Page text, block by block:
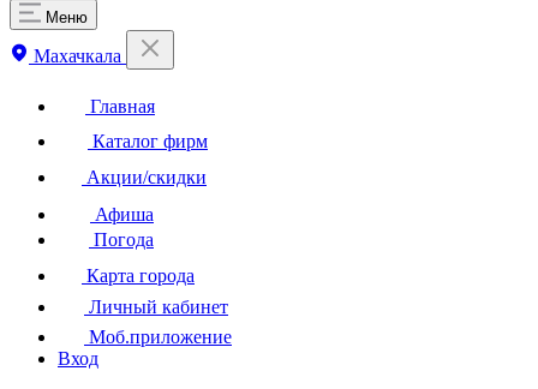
Меню
Махачкала
Главная
Каталог фирм
Акции/скидки
Афиша
Погода
Карта города
Личный кабинет
Моб.приложение
Вход